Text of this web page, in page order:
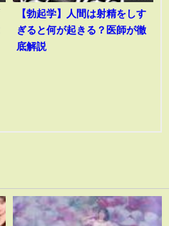
【勃起学】人間は射精をしす
ぎると何が起きる？医師が徹
底解説